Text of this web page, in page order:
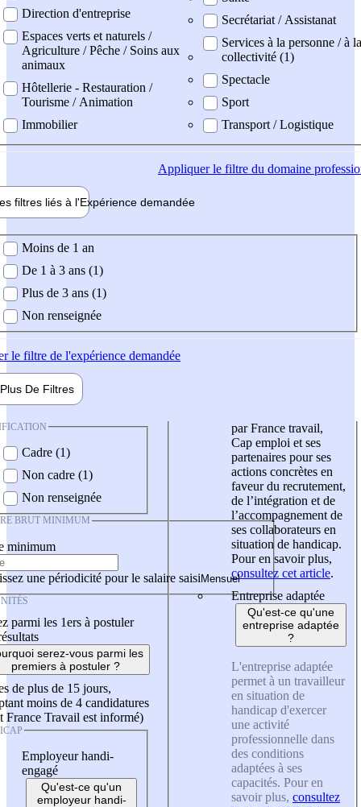
Direction d'entreprise
Espaces verts et naturels /
Agriculture / Pêche / Soins aux
animaux
Hôtellerie - Restauration /
Tourisme / Animation
Immobilier
Secrétariat / Assistanat
Services à la personne / à la
collectivité (1)
Spectacle
Sport
Transport / Logistique
Appliquerle filtre du domaine
filtres liés à l'Expérience demandée
demandée
Moins de 1 an
De 1 à 3 ans (1)
Plus de 3 ans (1)
Non renseignée
le filtre de l'expérience demandée
Plus De Filtres
Cadre (1)
Non cadre (1)
Non renseignée
BRUT MINIMUM
minimum
une périodicité pour le salaire saisi
parmi les 1ers à postuler
serez-vous parmi les
premiers à postuler ?
de plus de 15 jours,
moins de 4 candidatures
France Travail est informé)
Employeur handi-
engagé
Qu'est-ce qu'un
employeur handi-
par France travail,
Cap emploi et ses
partenaires pour ses
actions concrètes en
faveur du recrutement,
de l’intégration et de
l’accompagnement de
ses collaborateurs en
situation de handicap.
Pour en savoir plus,
consultez cet article.
Entreprise adaptée
Qu'est-ce qu'une
entreprise adaptée
?
L'entreprise adaptée
permet à un travailleur
en situation de
handicap d'exercer
une activité
professionnelle dans
des conditions
adaptées à ses
capacités. Pour en
savoir plus, consultez